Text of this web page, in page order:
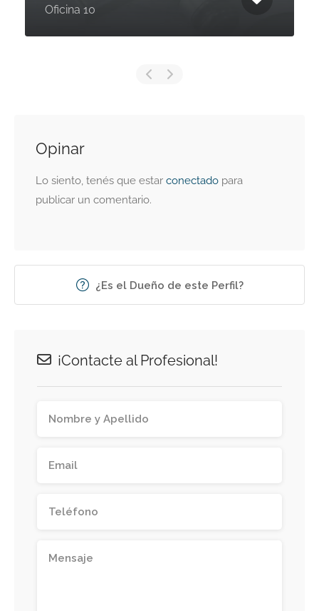
Oficina 10
Opinar
Lo siento, tenés que estar conectado para
publicar un comentario.
¿Es el Dueño de este Perfil?
¡Contacte al Profesional!